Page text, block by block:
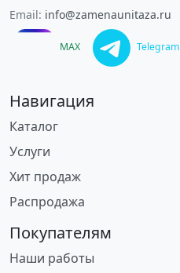
Email: info@zamenaunitaza.ru
MAX Telegram
Навигация
Каталог
Услуги
Хит продаж
Распродажа
Покупателям
Наши работы